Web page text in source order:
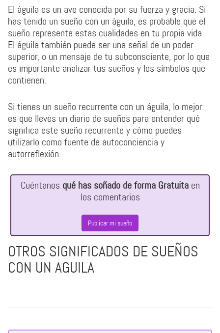
El águila es un ave conocida por su fuerza y gracia. Si
has tenido un sueño con un águila, es probable que el
sueño represente estas cualidades en tu propia vida.
El águila también puede ser una señal de un poder
superior, o un mensaje de tu subconsciente, por lo que
es importante analizar tus sueños y los símbolos que
contienen.
Si tienes un sueño recurrente con un águila, lo mejor
es que lleves un diario de sueños para entender qué
significa este sueño recurrente y cómo puedes
utilizarlo como fuente de autoconciencia y
autorreflexión.
Cuéntanos qué has soñado de forma Gratuitaen
los comentarios
Publicar mi sueño
OTROS SIGNIFICADOS DE SUEÑOS
CON UN AGUILA